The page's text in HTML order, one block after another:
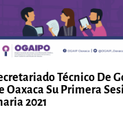
Técnico De
Oaxaca Su Primera
2021